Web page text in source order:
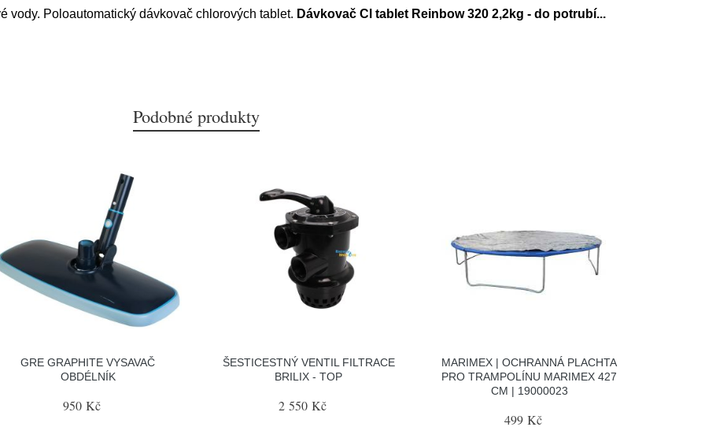
vody. Poloautomatický dávkovač chlorových tablet. Dávkovač Cl tablet Reinbow 320 2,2kg - do potrubí...
Podobné produkty
GRE GRAPHITE VYSAVAČ
OBDÉLNÍK
950 Kč
ŠESTICESTNÝ VENTIL FILTRACE
BRILIX - TOP
2 550 Kč
MARIMEX | OCHRANNÁ PLACHTA
PRO TRAMPOLÍNU MARIMEX 427
CM | 19000023
499 Kč